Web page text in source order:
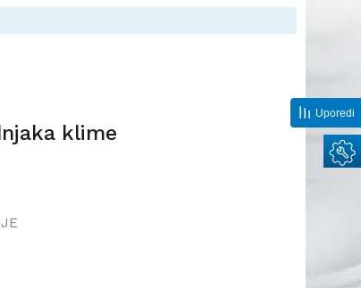
klime
Uporedi